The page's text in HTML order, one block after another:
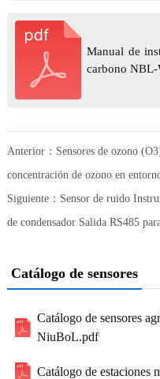
Manual de
carbono
Anterior： Sensores de ozono
concentración de ozono en
Siguiente： Sensor de ruido
de condensador Salida RS485
Catálogo de sensores
Catálogo de sensores
NiuBoL.pdf
Catálogo de estaciones